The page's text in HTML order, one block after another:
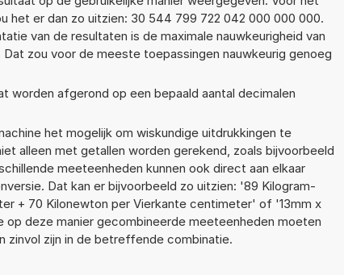
het er dan zo uitzien: 30 544 799 722 042 000 000 000.
van de resultaten is de maximale nauwkeurigheid van
zou voor de meeste toepassingen nauwkeurig genoeg
worden afgerond op een bepaald aantal decimalen
het mogelijk om wiskundige uitdrukkingen te
alleen met getallen worden gerekend, zoals bijvoorbeeld
meeteenheden kunnen ook direct aan elkaar
Dat kan er bijvoorbeeld zo uitzien: '89 Kilogram-
+ 70 Kilonewton per Vierkante centimeter' of '13mm x
deze manier gecombineerde meeteenheden moeten
zinvol zijn in de betreffende combinatie.